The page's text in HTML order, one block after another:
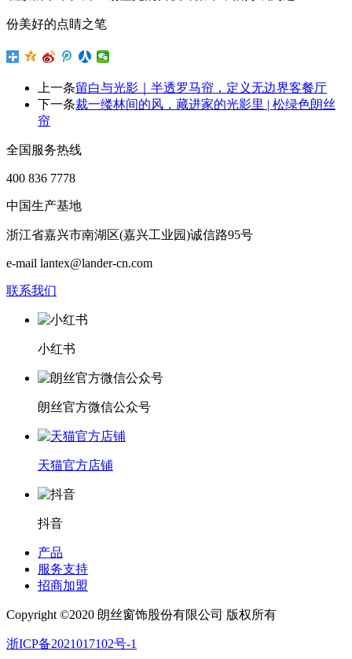
份美好的点睛之笔
上一条留白与光影｜半透罗马帘，定义无边界客餐厅
下一条裁一缕林间的风，藏进家的光影里 | 松绿色朗丝
帘
全国服务热线
400 836 7778
中国生产基地
浙江省嘉兴市南湖区(嘉兴工业园)诚信路95号
e-mail lantex@lander-cn.com
联系我们
小红书
朗丝官方微信公众号
天猫官方店铺
抖音
产品
服务支持
招商加盟
Copyright ©2020 朗丝窗饰股份有限公司 版权所有
浙ICP备2021017102号-1